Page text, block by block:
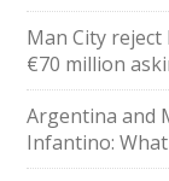
Man City reject
€70 million
Argentina and
Infantino: